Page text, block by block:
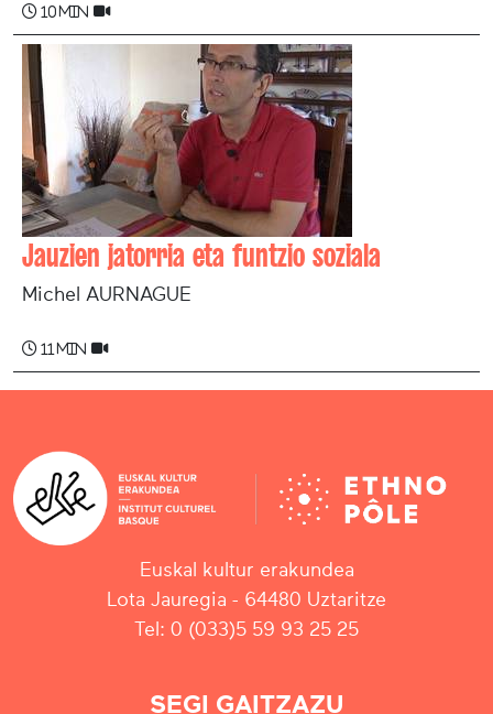
10 min
Jauzien jatorria eta funtzio soziala
Michel AURNAGUE
11 min
Euskal kultur erakundea
Lota Jauregia - 64480 Uztaritze
Tel: 0 (033)5 59 93 25 25
SEGI GAITZAZU